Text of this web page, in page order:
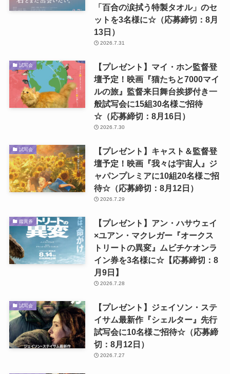
「百合の涙拭う特製タオル」のセ
ットを3名様に☆（応募締切：8月
13日）
2026.7.31
試写会
【プレゼント】マイ・ホン監督登
壇予定！映画『猫たちと7000マイ
ルの旅』監督来日舞台挨拶付き一
般試写会に15組30名様ご招待
☆（応募締切：8月16日）
2026.7.30
試写会
【プレゼント】キャスト＆監督登
壇予定！映画『我々は宇宙人』ジ
ャパンプレミアに10組20名様ご招
待☆（応募締切：8月12日）
2026.7.29
鑑賞券
【プレゼント】アン・ハサウェイ
×ユアン・マクレガー『オークス
トリートの異変』ムビチケオンラ
イン券を3名様に☆【応募締切：8
月9日】
2026.7.28
試写会
【プレゼント】ジェイソン・ステ
イサム最新作『シェルター』先行
試写会に10名様ご招待☆（応募締
切：8月12日）
2026.7.27